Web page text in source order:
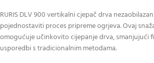
RURIS DLV 900 vertikalni cjepač drva
pojednostaviti proces pripreme ogrjeva. Ovaj
omogućuje učinkovito cijepanje drva, smanjujući
usporedbi s tradicionalnim metodama.